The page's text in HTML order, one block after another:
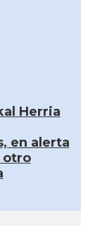
Herria
en alerta
otro